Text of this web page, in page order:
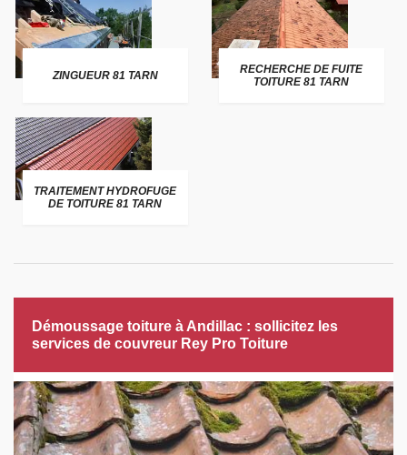
ZINGUEUR 81 TARN
RECHERCHE DE FUITE
TOITURE 81 TARN
TRAITEMENT HYDROFUGE
DE TOITURE 81 TARN
Démoussage toiture à Andillac : sollicitez les
services de couvreur Rey Pro Toiture